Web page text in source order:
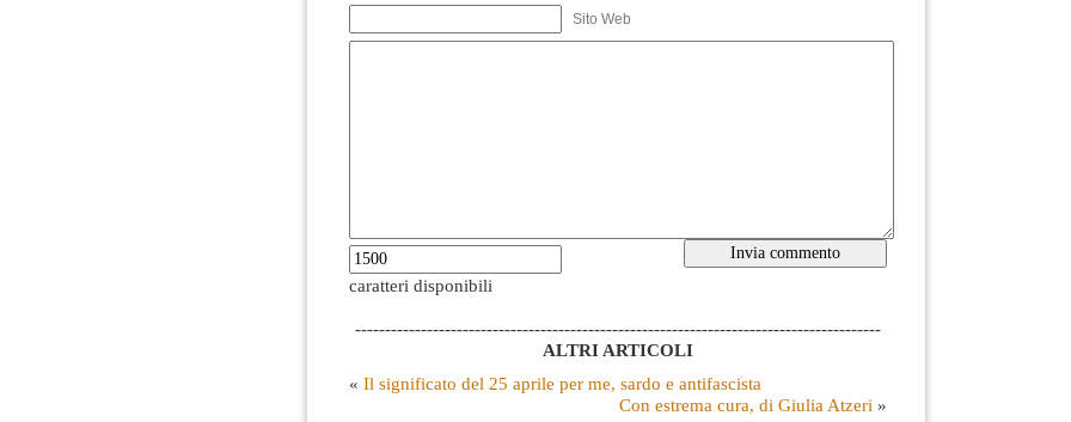
Sito Web
caratteri disponibili
----------------------------------------------------------------------------------------
ALTRI ARTICOLI
« Il significato del 25 aprile per me, sardo e antifascista
Con estrema cura, di Giulia Atzeri »